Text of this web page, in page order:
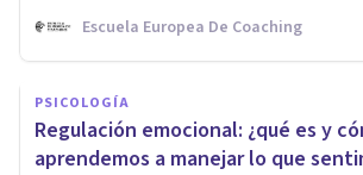
Escuela Europea De Coaching
PSICOLOGÍA
Regulación emocional: ¿qué es y
aprendemos a manejar lo que